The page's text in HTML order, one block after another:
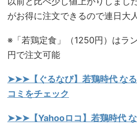
がお得に注文できるので連日大
※「若鶏定食」（1250円）はラ
円で注文可能
➤➤➤【ぐるなび】若鶏時代 な
コミをチェック
➤➤➤【Yahooロコ】若鶏時代